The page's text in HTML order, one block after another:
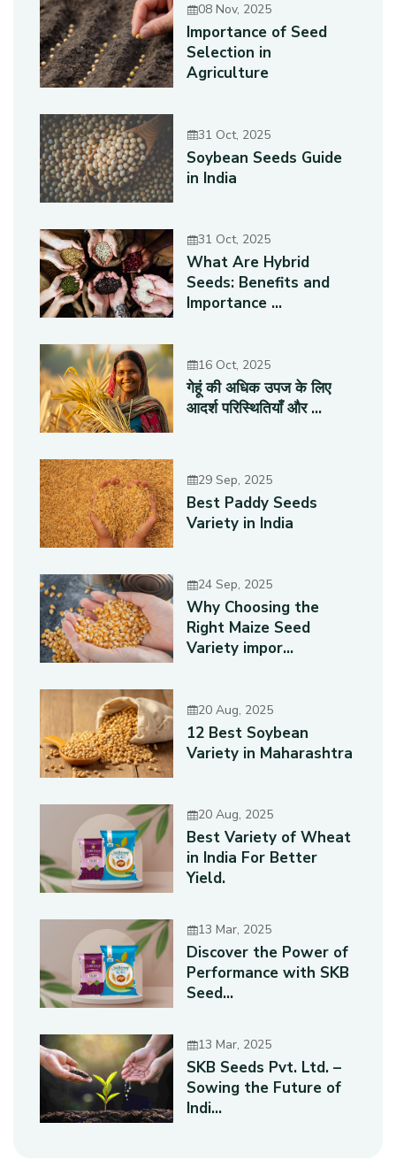
08 Nov, 2025
Importance of Seed
Selection in
Agriculture
31 Oct, 2025
Soybean Seeds Guide
in India
31 Oct, 2025
What Are Hybrid
Seeds: Benefits and
Importance ...
16 Oct, 2025
गेहूं की अधिक उपज के लिए
आदर्श परिस्थितियाँ और ...
29 Sep, 2025
Best Paddy Seeds
Variety in India
24 Sep, 2025
Why Choosing the
Right Maize Seed
Variety impor...
20 Aug, 2025
12 Best Soybean
Variety in Maharashtra
20 Aug, 2025
Best Variety of Wheat
in India For Better
Yield.
13 Mar, 2025
Discover the Power of
Performance with SKB
Seed...
13 Mar, 2025
SKB Seeds Pvt. Ltd. –
Sowing the Future of
Indi...